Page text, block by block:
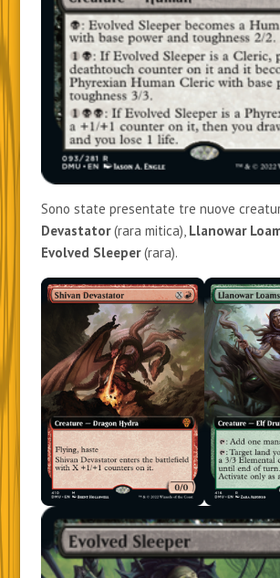
Sono state presentate tre nuove
Devastator(rara mitica), Llanowar
Evolved Sleeper(rara).